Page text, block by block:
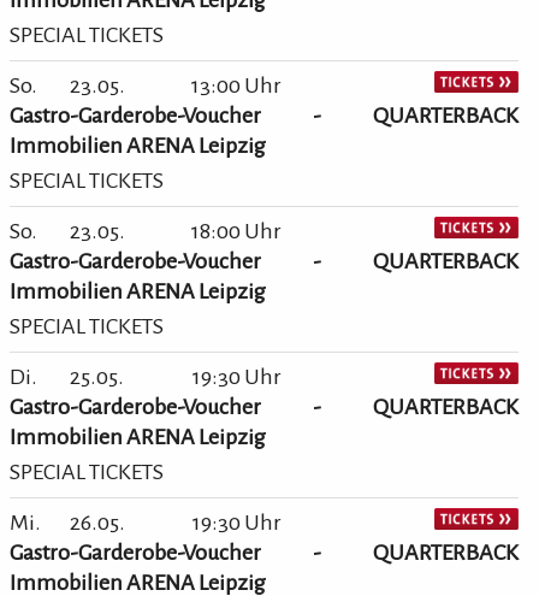
SPECIAL TICKETS
So. 23.05.
13:00 Uhr
Gastro-Garderobe-Voucher - QUARTERBACK
Immobilien ARENA Leipzig
SPECIAL TICKETS
So. 23.05.
18:00 Uhr
Gastro-Garderobe-Voucher - QUARTERBACK
Immobilien ARENA Leipzig
SPECIAL TICKETS
Di. 25.05.
19:30 Uhr
Gastro-Garderobe-Voucher - QUARTERBACK
Immobilien ARENA Leipzig
SPECIAL TICKETS
Mi. 26.05.
19:30 Uhr
Gastro-Garderobe-Voucher - QUARTERBACK
Immobilien ARENA Leipzig